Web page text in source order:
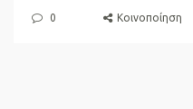
0 Κοινοποίηση